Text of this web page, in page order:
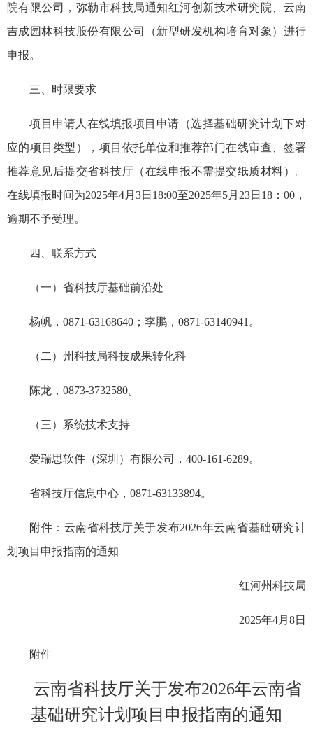
院有限公司，弥勒市科技局通知红河创新技术研究院、云南
吉成园林科技股份有限公司（新型研发机构培育对象）进行
申报。
三、时限要求
项目申请人在线填报项目申请（选择基础研究计划下对
应的项目类型），项目依托单位和推荐部门在线审查、签署
推荐意见后提交省科技厅（在线申报不需提交纸质材料）。
在线填报时间为2025年4月3日18:00至2025年5月23日18：00，
逾期不予受理。
四、联系方式
（一）省科技厅基础前沿处
杨帆，0871-63168640；李鹏，0871-63140941。
（二）州科技局科技成果转化科
陈龙，0873-3732580。
（三）系统技术支持
爱瑞思软件（深圳）有限公司，400-161-6289。
省科技厅信息中心，0871-63133894。
附件：云南省科技厅关于发布2026年云南省基础研究计
划项目申报指南的通知
红河州科技局
2025年4月8日
附件
云南省科技厅关于发布2026年云南省
基础研究计划项目申报指南的通知